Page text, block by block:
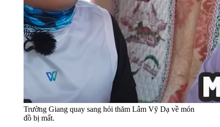
Trường Giang quay sang hỏi thăm Lâm Vỹ Dạ về món
đồ bị mất.